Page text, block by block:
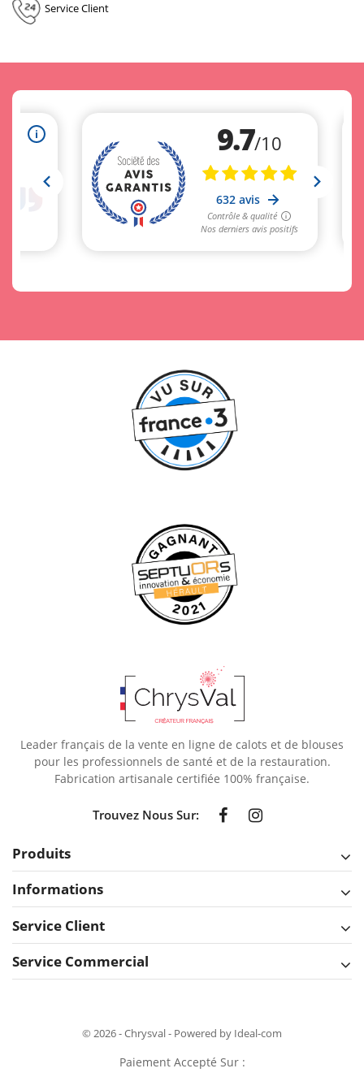
Service Client
Leader français de la vente en ligne de calots et de blouses
pour les professionnels de santé et de la restauration.
Fabrication artisanale certifiée 100% française.
Trouvez Nous Sur:
Produits
Informations
Service Client
Service Commercial
© 2026 - Chrysval - Powered by Ideal-com
Paiement Accepté Sur :